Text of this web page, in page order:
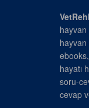
hayvan
hayvan
hayatı
soru-
cevap